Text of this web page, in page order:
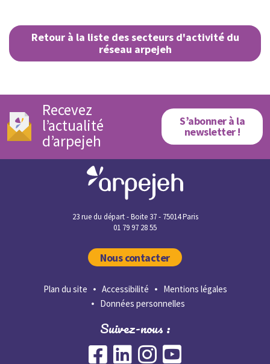
Retour à la liste des secteurs d'activité du
réseau arpejeh
Recevez
l’actualité
d’arpejeh
S’abonner à la
newsletter !
23 rue du départ - Boite 37 - 75014 Paris
01 79 97 28 55
Nous contacter
Plan du site Accessibilité
Mentions légales
Données personnelles
Suivez-nous :